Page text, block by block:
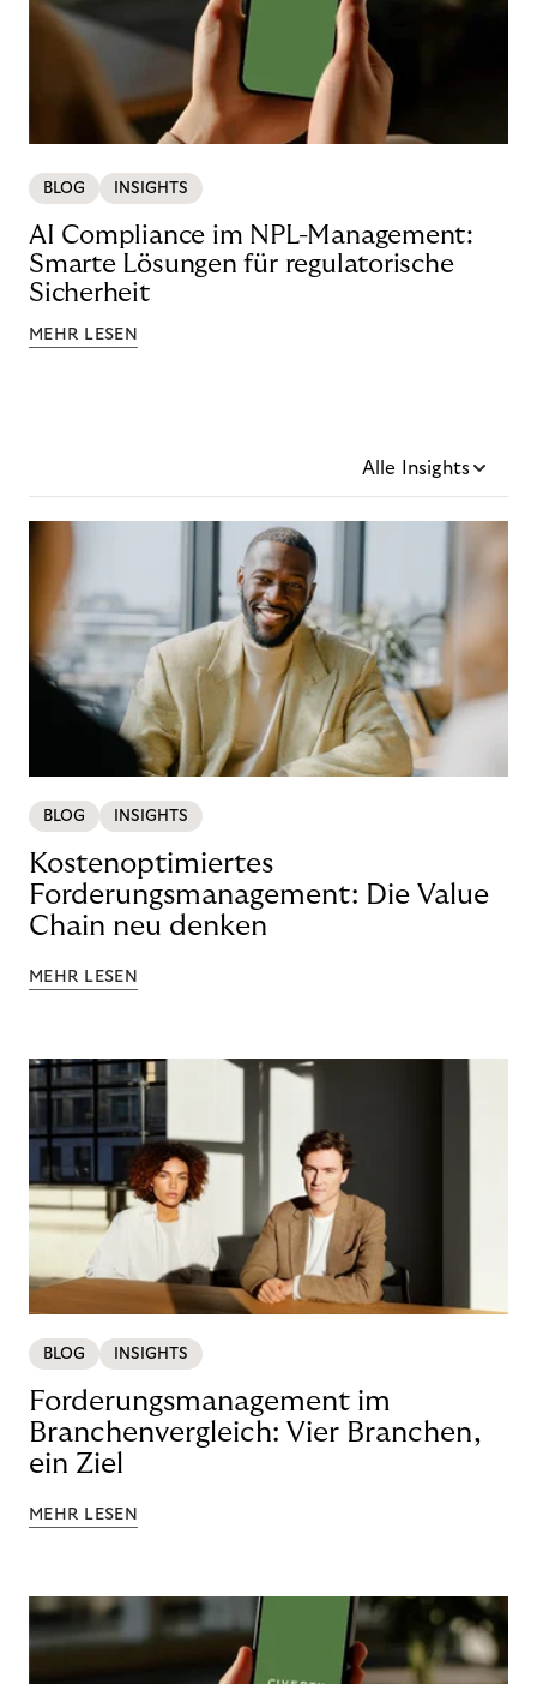
BLOG INSIGHTS
AI Compliance im NPL-Management:
Smarte Lösungen für regulatorische
Sicherheit
MEHR LESEN
Alle Insights
BLOG INSIGHTS
Kostenoptimiertes
Forderungsmanagement: Die Value
Chain neu denken
MEHR LESEN
BLOG INSIGHTS
Forderungsmanagement im
Branchenvergleich: Vier Branchen,
ein Ziel
MEHR LESEN